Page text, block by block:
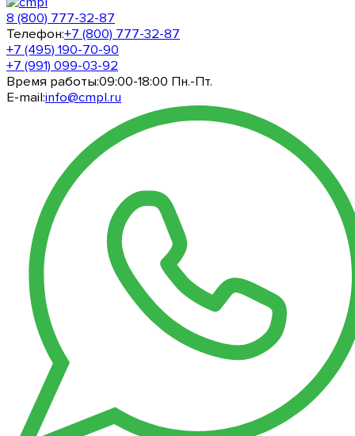
8 (800) 777-32-87
Телефон:+7 (800) 777-32-87
+7 (495) 190-70-90
+7 (991) 099-03-92
Время работы:09:00-18:00 Пн.-Пт.
E-mail:info@cmpl.ru